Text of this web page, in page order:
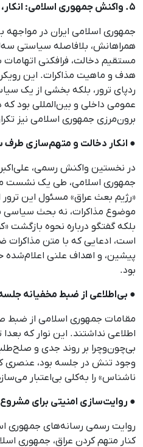
۵. واکنش جمهوری اسلامی: انکار، فرافکنی، تحریف
جمهوری اسلامی ایران در مواجهه
همراهانش، بلافاصله سیاستی
مستقیم دخالت، فرافکنی
هدف و ماهیت مذاکرات. این
ردپای ترور، بلکه بخشی از یک
عمومی داخلی و بین‌المللی بود
برون‌مرزی جمهوری اسلامی نیز
● انکار دخالت و متهم‌سازی
در نخستین واکنش رسمی،
جمهوری اسلامی، طی یک نشست
«رژیم بعث عراق» مسئول این
موضوع مذاکرات، نه بحث سیاسی
بلکه گفتگو درباره نحوه بازگشت
است، ادعایی که با متن
پیشین، و اهداف علنی اعلام‌شده
بود.
● بی‌اطلاعی از ضبط مخفیانه
مقامات جمهوری اسلامی از ضبط
اطلاعی نداشتند. این نوار که
بی‌چون‌وچرا بر روند جدی و
وجود تنش در جلسه بود، عنصری
ناشناس» را به‌کلی بی‌اعتبار
● روایت‌سازی امنیتی برای
روایت رسمی رسانه‌های جمهوری
کنار متهم کردن عراق، جمهوری